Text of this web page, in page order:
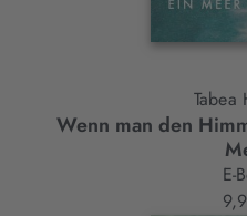
Tabea
Wenn man den
E-